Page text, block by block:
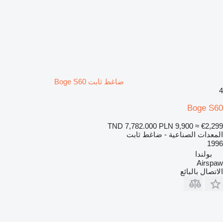
ضاغط ثابت Boge S60
4
Boge S60
TND 7,782.000 PLN 9,900 ≈ €2,299
المعدات الصناعية - ضاغط ثابت
1996
بولندا
Airspaw
الاتصال بالبائع